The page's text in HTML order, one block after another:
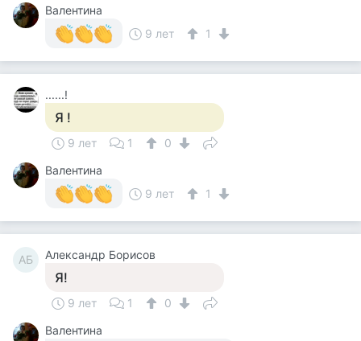
Валентина
9 лет
1
......!
Я !
9 лет 1
0
Валентина
9 лет
1
АБ Александр Борисов
Я!
9 лет 1
0
Валентина